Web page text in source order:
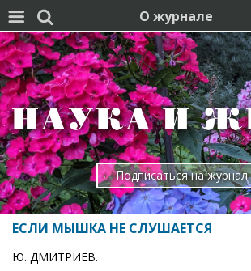
  О журнале
Подписаться на журнал
ЕСЛИ МЫШКА НЕ СЛУШАЕТСЯ
Ю. ДМИТРИЕВ.